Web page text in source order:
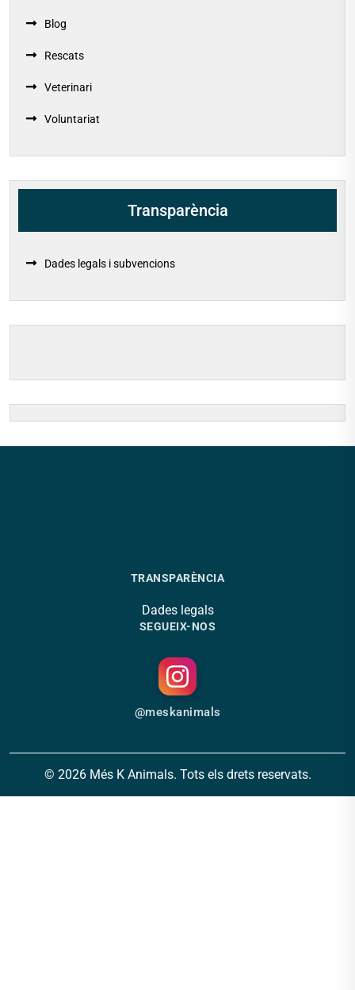
Blog
Rescats
Veterinari
Voluntariat
Transparència
Dades legals i subvencions
TRANSPARÈNCIA
Dades legals
SEGUEIX-NOS
@meskanimals
© 2026 Més K Animals. Tots els drets reservats.